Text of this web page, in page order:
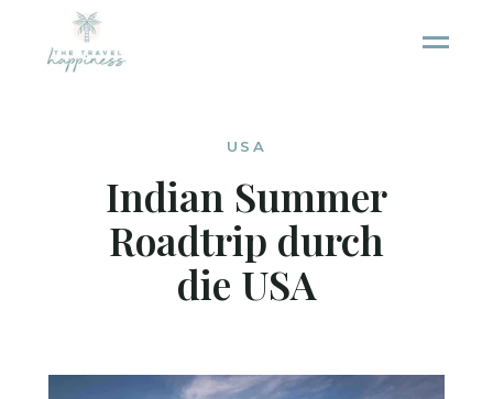
USA
Indian Summer
Roadtrip durch
die USA